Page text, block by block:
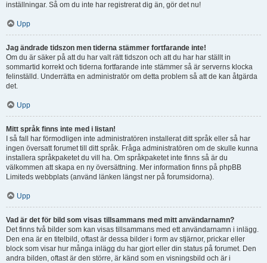
inställningar. Så om du inte har registrerat dig än, gör det nu!
Upp
Jag ändrade tidszon men tiderna stämmer fortfarande inte!
Om du är säker på att du har valt rätt tidszon och att du har har ställt in
sommartid korrekt och tiderna fortfarande inte stämmer så är serverns klocka
felinställd. Underrätta en administratör om detta problem så att de kan åtgärda
det.
Upp
Mitt språk finns inte med i listan!
I så fall har förmodligen inte administratören installerat ditt språk eller så har
ingen översatt forumet till ditt språk. Fråga administratören om de skulle kunna
installera språkpaketet du vill ha. Om språkpaketet inte finns så är du
välkommen att skapa en ny översättning. Mer information finns på phpBB
Limiteds webbplats (använd länken längst ner på forumsidorna).
Upp
Vad är det för bild som visas tillsammans med mitt användarnamn?
Det finns två bilder som kan visas tillsammans med ett användarnamn i inlägg.
Den ena är en titelbild, oftast är dessa bilder i form av stjärnor, prickar eller
block som visar hur många inlägg du har gjort eller din status på forumet. Den
andra bilden, oftast är den större, är känd som en visningsbild och är i